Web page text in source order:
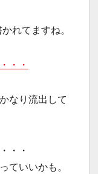
れてますね。
・・
なり流出して
・・
ていいかも。